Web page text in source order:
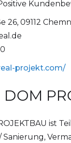
26, 09112
projekt.com/
DOM
ist